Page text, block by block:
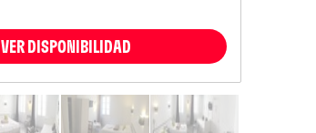
VER DISPONIBILIDAD